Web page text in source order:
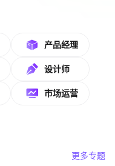
产品经理
设计师
市场运营
更多专题